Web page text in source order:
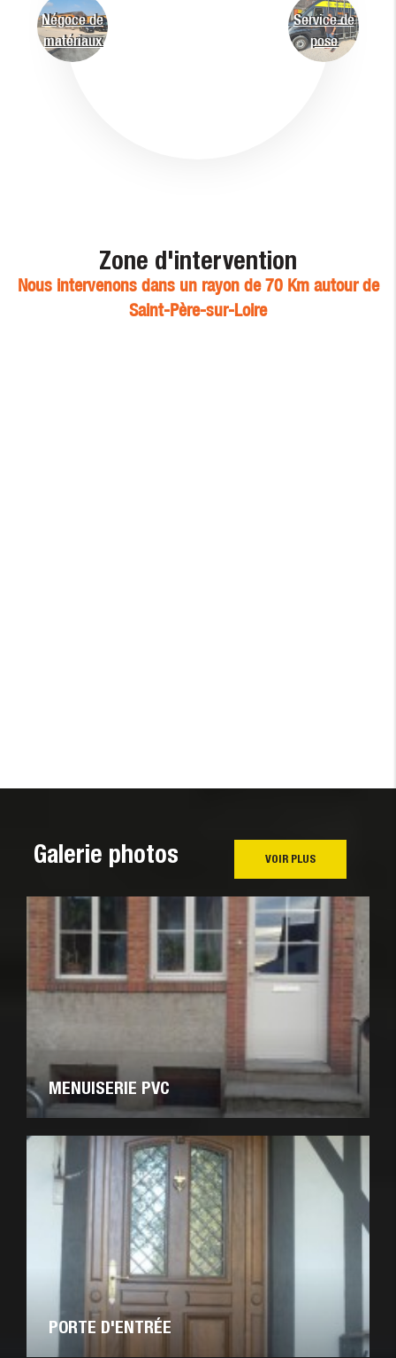
Négoce de
matériaux
Service de
pose
Zone d'intervention
Nous intervenons dans un rayon de 70 Km autour de
Saint-Père-sur-Loire
Galerie photos VOIR PLUS
MENUISERIE PVC
PORTE D'ENTRÉE